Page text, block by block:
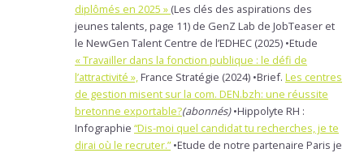
diplômés en 2025 » (Les clés des aspirations des
jeunes talents, page 11) de GenZ Lab de JobTeaser et
le NewGen Talent Centre de l’EDHEC (2025) •Etude
« Travailler dans la fonction publique : le défi de
l’attractivité », France Stratégie (2024) •Brief. Les centres
de gestion misent sur la com. DEN.bzh: une réussite
bretonne exportable?(abonnés)•Hippolyte RH :
Infographie “Dis-moi quel candidat tu recherches, je te
dirai où le recruter.”•Etude de notre partenaire Paris je